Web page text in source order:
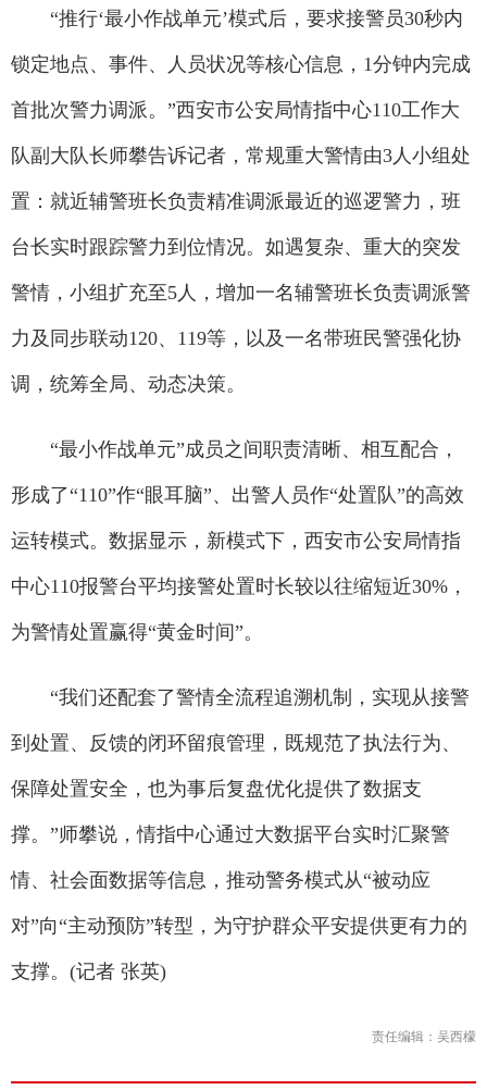
“推行‘最小作战单元’模式后，要求接警员30秒内
锁定地点、事件、人员状况等核心信息，1分钟内完成
首批次警力调派。”西安市公安局情指中心110工作大
队副大队长师攀告诉记者，常规重大警情由3人小组处
置：就近辅警班长负责精准调派最近的巡逻警力，班
台长实时跟踪警力到位情况。如遇复杂、重大的突发
警情，小组扩充至5人，增加一名辅警班长负责调派警
力及同步联动120、119等，以及一名带班民警强化协
调，统筹全局、动态决策。
“最小作战单元”成员之间职责清晰、相互配合，
形成了“110”作“眼耳脑”、出警人员作“处置队”的高效
运转模式。数据显示，新模式下，西安市公安局情指
中心110报警台平均接警处置时长较以往缩短近30%，
为警情处置赢得“黄金时间”。
“我们还配套了警情全流程追溯机制，实现从接警
到处置、反馈的闭环留痕管理，既规范了执法行为、
保障处置安全，也为事后复盘优化提供了数据支
撑。”师攀说，情指中心通过大数据平台实时汇聚警
情、社会面数据等信息，推动警务模式从“被动应
对”向“主动预防”转型，为守护群众平安提供更有力的
支撑。(记者 张英)
责任编辑：吴西檬